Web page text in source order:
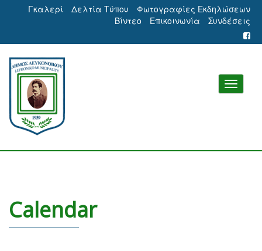
Γκαλερί Δελτία Τύπου
Φωτογραφίες Εκδηλώσεων
Βίντεο
Επικοινωνία Συνδέσεις
Calendar